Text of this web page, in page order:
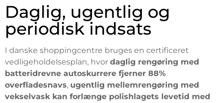
Daglig, ugentlig og
periodisk indsats
I danske shoppingcentre bruges en certificeret
vedligeholdelsesplan, hvor daglig rengøring med
batteridrevne autoskurrere fjerner 88%
overfladesnavs, ugentlig mellemrengøring med
vekselvask kan forlænge polishlagets levetid med